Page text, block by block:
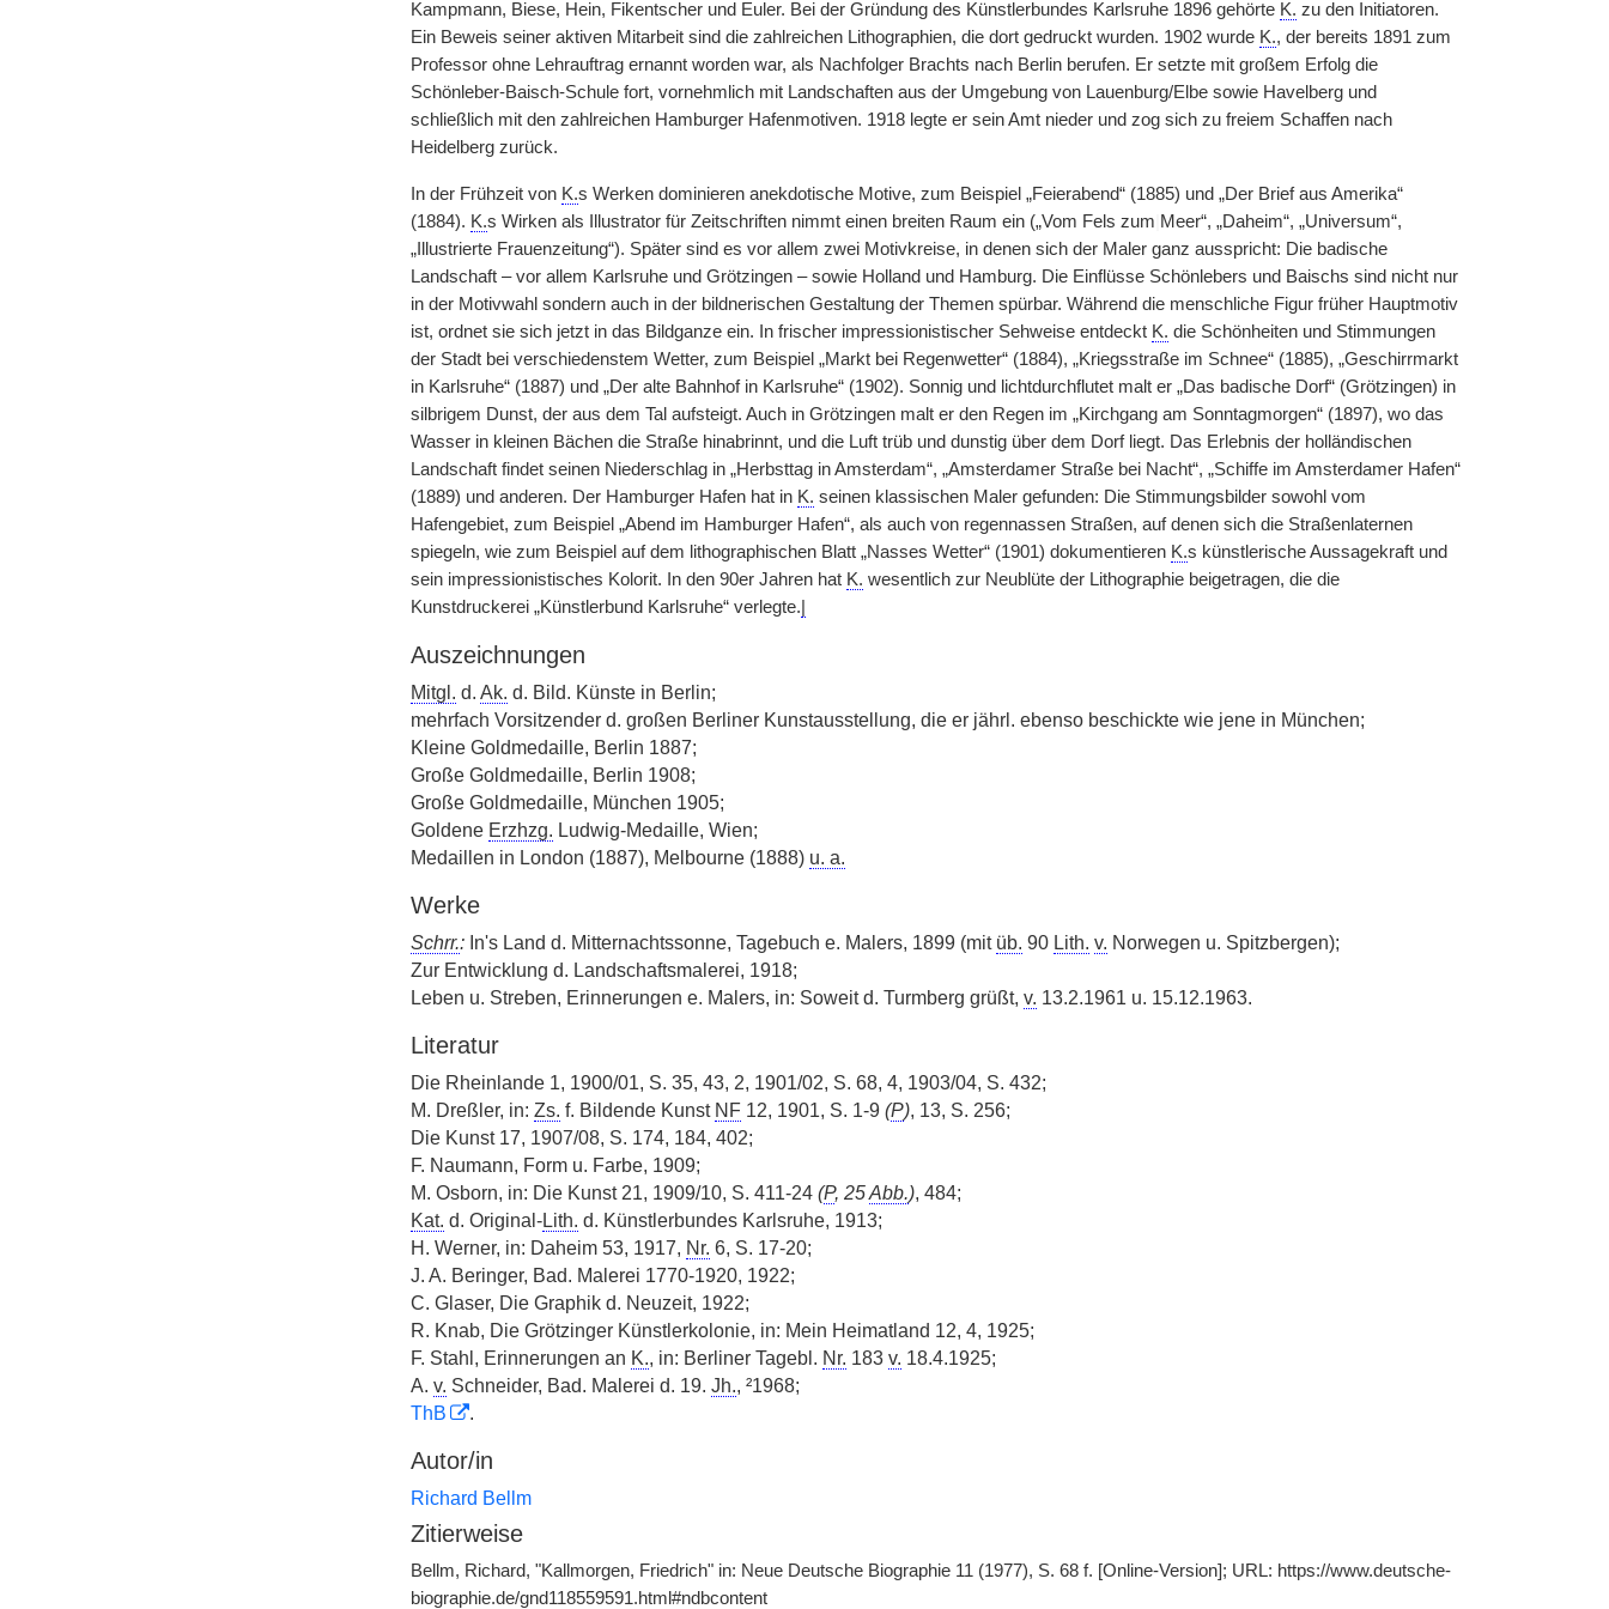
Kampmann, Biese, Hein, Fikentscher und Euler. Bei der Gründung des Künstlerbundes Karlsruhe 1896 gehörte K. zu den Initiatoren.
Ein Beweis seiner aktiven Mitarbeit sind die zahlreichen Lithographien, die dort gedruckt wurden. 1902 wurde K., der bereits 1891 zum
Professor ohne Lehrauftrag ernannt worden war, als Nachfolger Brachts nach Berlin berufen. Er setzte mit großem Erfolg die
Schönleber-Baisch-Schule fort, vornehmlich mit Landschaften aus der Umgebung von Lauenburg/Elbe sowie Havelberg und
schließlich mit den zahlreichen Hamburger Hafenmotiven. 1918 legte er sein Amt nieder und zog sich zu freiem Schaffen nach
Heidelberg zurück.
In der Frühzeit von K.s Werken dominieren anekdotische Motive, zum Beispiel „Feierabend“ (1885) und „Der Brief aus Amerika“
(1884). K.s Wirken als Illustrator für Zeitschriften nimmt einen breiten Raum ein („Vom Fels zum Meer“, „Daheim“, „Universum“,
„Illustrierte Frauenzeitung“). Später sind es vor allem zwei Motivkreise, in denen sich der Maler ganz ausspricht: Die badische
Landschaft – vor allem Karlsruhe und Grötzingen – sowie Holland und Hamburg. Die Einflüsse Schönlebers und Baischs sind nicht nur
in der Motivwahl sondern auch in der bildnerischen Gestaltung der Themen spürbar. Während die menschliche Figur früher Hauptmotiv
ist, ordnet sie sich jetzt in das Bildganze ein. In frischer impressionistischer Sehweise entdeckt K. die Schönheiten und Stimmungen
der Stadt bei verschiedenstem Wetter, zum Beispiel „Markt bei Regenwetter“ (1884), „Kriegsstraße im Schnee“ (1885), „Geschirrmarkt
in Karlsruhe“ (1887) und „Der alte Bahnhof in Karlsruhe“ (1902). Sonnig und lichtdurchflutet malt er „Das badische Dorf“ (Grötzingen) in
silbrigem Dunst, der aus dem Tal aufsteigt. Auch in Grötzingen malt er den Regen im „Kirchgang am Sonntagmorgen“ (1897), wo das
Wasser in kleinen Bächen die Straße hinabrinnt, und die Luft trüb und dunstig über dem Dorf liegt. Das Erlebnis der holländischen
Landschaft findet seinen Niederschlag in „Herbsttag in Amsterdam“, „Amsterdamer Straße bei Nacht“, „Schiffe im Amsterdamer Hafen“
(1889) und anderen. Der Hamburger Hafen hat in K. seinen klassischen Maler gefunden: Die Stimmungsbilder sowohl vom
Hafengebiet, zum Beispiel „Abend im Hamburger Hafen“, als auch von regennassen Straßen, auf denen sich die Straßenlaternen
spiegeln, wie zum Beispiel auf dem lithographischen Blatt „Nasses Wetter“ (1901) dokumentieren K.s künstlerische Aussagekraft und
sein impressionistisches Kolorit. In den 90er Jahren hat K. wesentlich zur Neublüte der Lithographie beigetragen, die die
Kunstdruckerei „Künstlerbund Karlsruhe“ verlegte.
Auszeichnungen
Mitgl. d. Ak. d. Bild. Künste in Berlin;
mehrfach Vorsitzender d. großen Berliner Kunstausstellung, die er jährl. ebenso beschickte wie jene in München;
Kleine Goldmedaille, Berlin 1887;
Große Goldmedaille, Berlin 1908;
Große Goldmedaille, München 1905;
Goldene Erzhzg. Ludwig-Medaille, Wien;
Medaillen in London (1887), Melbourne (1888) u. a.
Werke
Schrr.:In's Land d. Mitternachtssonne, Tagebuch e. Malers, 1899 (mit üb. 90 Lith. v. Norwegen u. Spitzbergen);
Zur Entwicklung d. Landschaftsmalerei, 1918;
Leben u. Streben, Erinnerungen e. Malers, in: Soweit d. Turmberg grüßt, v. 13.2.1961 u. 15.12.1963.
Literatur
Die Rheinlande 1, 1900/01, S. 35, 43, 2, 1901/02, S. 68, 4, 1903/04, S. 432;
M. Dreßler, in: Zs. f. Bildende Kunst NF12, 1901, S. 1-9 (P), 13, S. 256;
Die Kunst 17, 1907/08, S. 174, 184, 402;
F. Naumann, Form u. Farbe, 1909;
M. Osborn, in: Die Kunst 21, 1909/10, S. 411-24 (P, 25Abb.), 484;
Kat. d. Original-Lith. d. Künstlerbundes Karlsruhe, 1913;
H. Werner, in: Daheim 53, 1917, Nr. 6, S. 17-20;
J. A. Beringer, Bad. Malerei 1770-1920, 1922;
C. Glaser, Die Graphik d. Neuzeit, 1922;
R. Knab, Die Grötzinger Künstlerkolonie, in: Mein Heimatland 12, 4, 1925;
F. Stahl, Erinnerungen an K., in: Berliner Tagebl. Nr. 183 v. 18.4.1925;
A. v. Schneider, Bad. Malerei d. 19. Jh., ²1968;
ThB
.
Autor/in
Richard Bellm
Zitierweise
Bellm, Richard, "Kallmorgen, Friedrich" in: Neue Deutsche Biographie 11 (1977), S. 68 f. [Online-Version]; URL: https://www.deutsche-
biographie.de/gnd118559591.html#ndbcontent